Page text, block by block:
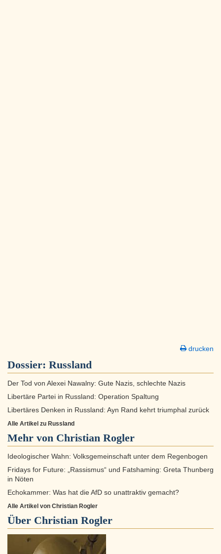
drucken
Dossier: Russland
Der Tod von Alexei Nawalny: Gute Nazis, schlechte Nazis
Libertäre Partei in Russland: Operation Spaltung
Libertäres Denken in Russland: Ayn Rand kehrt triumphal zurück
Alle Artikel zu Russland
Mehr von Christian Rogler
Ideologischer Wahn: Volksgemeinschaft unter dem Regenbogen
Fridays for Future: „Rassismus“ und Fatshaming: Greta Thunberg
in Nöten
Echokammer: Was hat die AfD so unattraktiv gemacht?
Alle Artikel von Christian Rogler
Über Christian Rogler